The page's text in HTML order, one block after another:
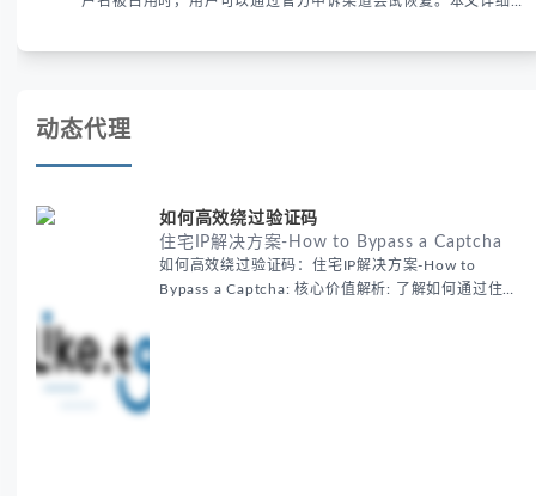
账号安全。
动态代理
如何高效绕过验证码
住宅IP解决方案-How to Bypass a Captcha
如何高效绕过验证码：住宅IP解决方案-How to
Bypass a Captcha: 核心价值解析: 了解如何通过住宅